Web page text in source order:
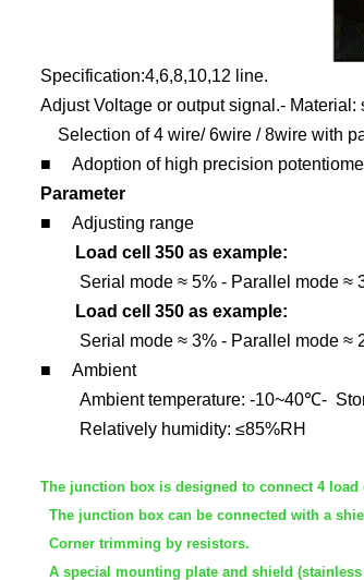
Specification:4,6,8,10,12 line.
Adjust Voltage or output signal.-
Selection of 4 wire/ 6wire / 8wire with
■ Adoption of high precision
Parameter
■ Adjusting range
Load cell 350 as example:
Serial mode ≈ 5% - Parallel mode ≈
Load cell 350 as example:
Serial mode ≈ 3% - Parallel mode ≈
■
Ambient
Ambient temperature: -10~40℃-
Relatively humidity: ≤85%RH
The junction box is designed to connect 4
The junction box can be connected with a
Corner trimming by resistors.
A special mounting plate and shield